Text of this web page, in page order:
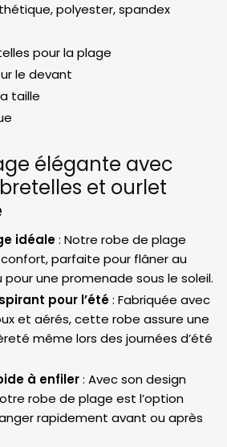
polyester, spandex
pour la plage
le devant
taille
élégante avec
et ourlet
idéale: Notre robe de plage
parfaite pour flâner au
une promenade sous le soleil.
pour l’été: Fabriquée avec
et aérés, cette robe assure une
même lors des journées d’été
à enfiler: Avec son design
robe de plage est l’option
rapidement avant ou après